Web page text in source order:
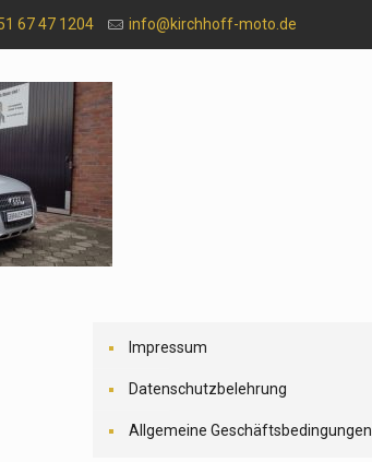
67 47 1204 info@kirchhoff-moto.de
Impressum
Datenschutzbelehrung
Allgemeine Geschäftsbedingungen